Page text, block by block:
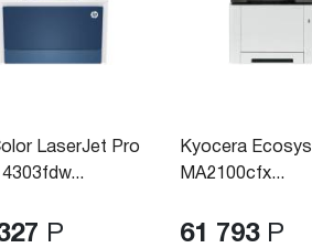
LaserJet Pro
4303fdw...
Р
Kyocera Ecosys
MA2100cfx...
61 793 Р